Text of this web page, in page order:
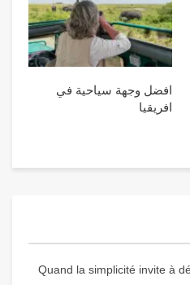
افضل وجهة سياحية في
افريقيا
Quand la simplicité invite à